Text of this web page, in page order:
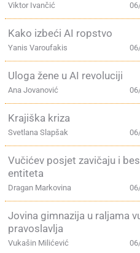
Viktor Ivančić
Kako izbeći AI ropstvo
Yanis Varoufakis
Uloga žene u AI revoluciji
Ana Jovanović
Krajiška kriza
Svetlana Slapšak
Vučićev posjet zavičaju i
entiteta
Dragan Markovina
Jovina gimnazija u raljama
pravoslavlja
Vukašin Milićević